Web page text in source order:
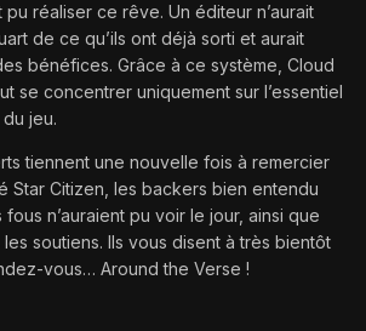
pu réaliser ce rêve. Un éditeur n’aurait
de ce qu’ils ont déjà sorti et aurait
bénéfices. Grâce à ce système, Cloud
se concentrer uniquement sur l’essentiel
jeu.
tiennent une nouvelle fois à remercier
Star Citizen, les backers bien entendu
n’auraient pu voir le jour, ainsi que
soutiens. Ils vous disent à très bientôt
vous… Around the Verse !